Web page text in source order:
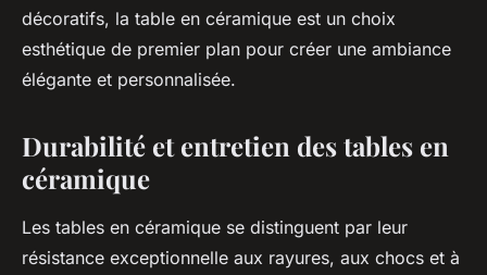
décoratifs, la table en céramique est un choix
esthétique de premier plan pour créer une ambiance
élégante et personnalisée.
Durabilité et entretien des tables en
céramique
Les tables en céramique se distinguent par leur
résistance exceptionnelle aux rayures, aux chocs et à